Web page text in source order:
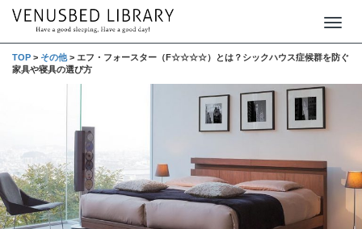
o
n
TOP > その他> エフ・フォースター（F☆☆☆☆）とは？シックハウス症候群を防ぐ
家具や寝具の選び方